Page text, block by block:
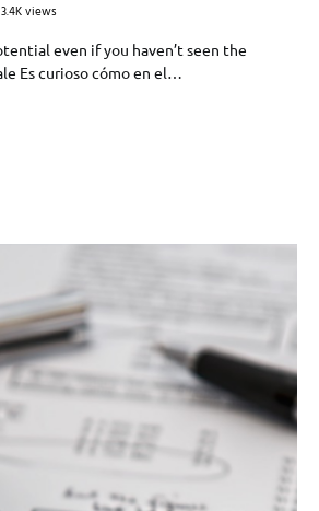
3.4K views
even if you haven’t seen the
Es curioso cómo en el…